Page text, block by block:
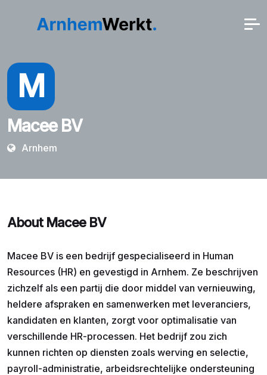
M
Macee BV
Arnhem
About Macee BV
Macee BV is een bedrijf gespecialiseerd in Human
Resources (HR) en gevestigd in Arnhem. Ze beschrijven
zichzelf als een partij die door middel van vernieuwing,
heldere afspraken en samenwerken met leveranciers,
kandidaten en klanten, zorgt voor optimalisatie van
verschillende HR-processen. Het bedrijf zou zich
kunnen richten op diensten zoals werving en selectie,
payroll-administratie, arbeidsrechtelijke ondersteuning